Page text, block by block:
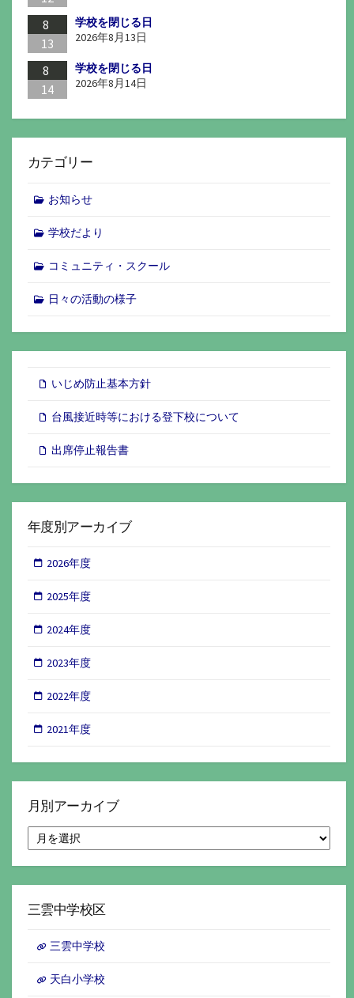
8
13
学校を閉じる日
2026年8月13日
8
14
学校を閉じる日
2026年8月14日
カテゴリー
お知らせ
学校だより
コミュニティ・スクール
日々の活動の様子
いじめ防止基本方針
台風接近時等における登下校について
出席停止報告書
年度別アーカイブ
2026年度
2025年度
2024年度
2023年度
2022年度
2021年度
月別アーカイブ
別
ア
イ
三雲中学校区
三雲中学校
天白小学校